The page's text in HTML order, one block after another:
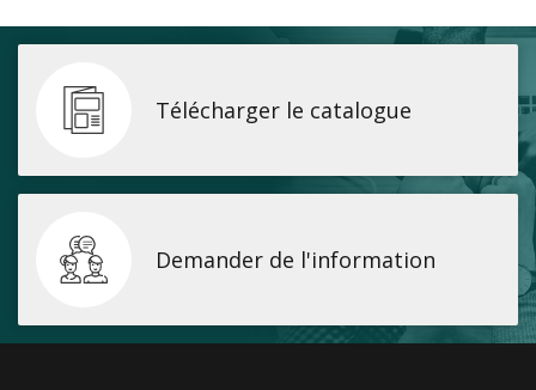
Télécharger le catalogue
Demander de l'information